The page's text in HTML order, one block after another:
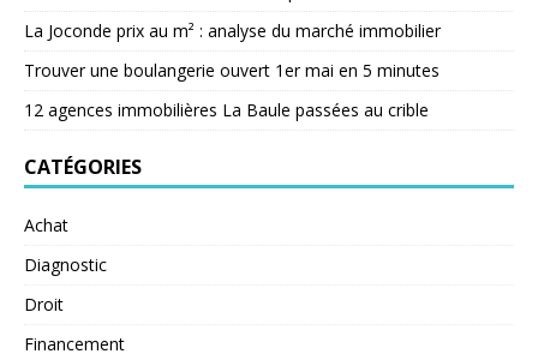
La Joconde prix au m² : analyse du marché immobilier
Trouver une boulangerie ouvert 1er mai en 5 minutes
12 agences immobilières La Baule passées au crible
CATÉGORIES
Achat
Diagnostic
Droit
Financement